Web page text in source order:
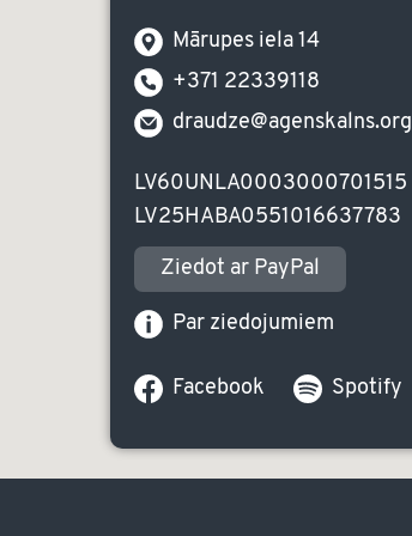
Mārupes iela 14
+371 22339118
draudze@agenskalns.org
LV60UNLA0003000701515
LV25HABA0551016637783
Ziedot ar PayPal
Par ziedojumiem
Facebook Spotify